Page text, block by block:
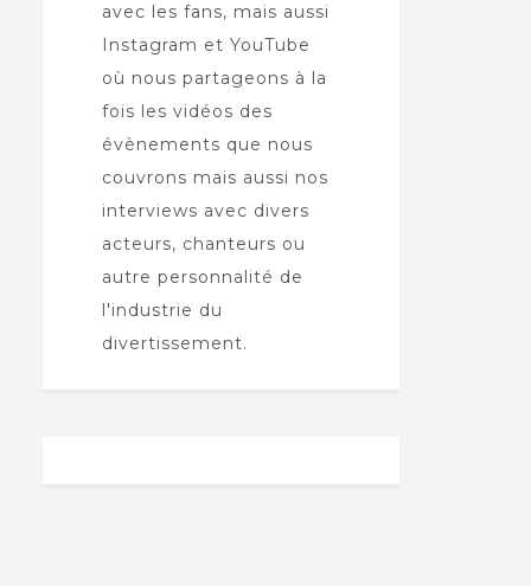
avec les fans, mais aussi
Instagram et YouTube
où nous partageons à la
fois les vidéos des
évènements que nous
couvrons mais aussi nos
interviews avec divers
acteurs, chanteurs ou
autre personnalité de
l'industrie du
divertissement.